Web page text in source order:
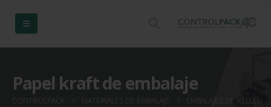
Papel kraft de embalaje
CONTROLPACK MATERIALES DE EMBALAJE EMBALAJES DE